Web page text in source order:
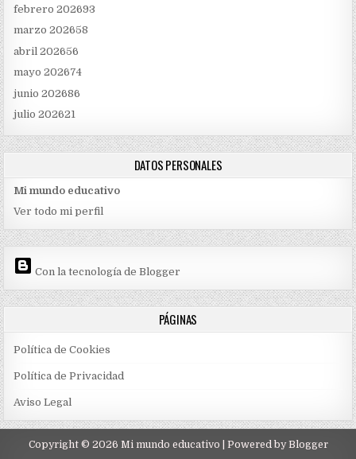
febrero 202693
marzo 202658
abril 202656
mayo 202674
junio 202686
julio 202621
DATOS PERSONALES
Mi mundo educativo
Ver todo mi perfil
Con la tecnología de Blogger
PÁGINAS
Política de Cookies
Política de Privacidad
Aviso Legal
Copyright © 2026 Mi mundo educativo | Powered byBlogger